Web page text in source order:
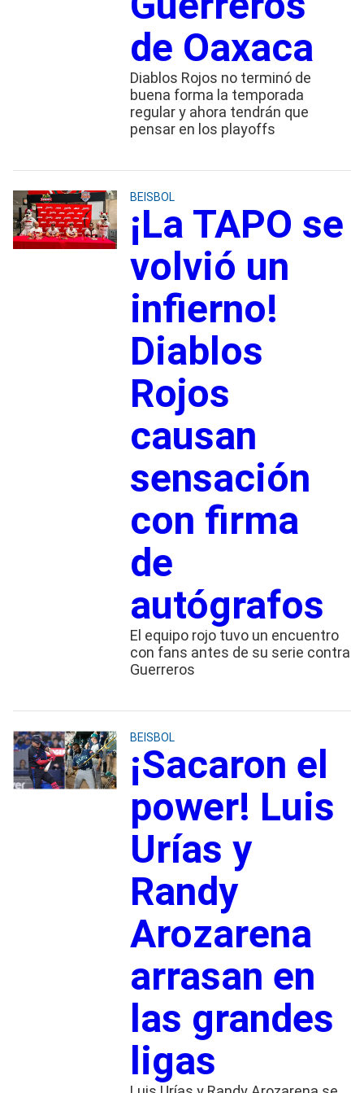
de Oaxaca
Diablos Rojos no terminó de
buena forma la temporada
regular y ahora tendrán que
pensar en los playoffs
BEISBOL
¡La TAPO se
volvió un
infierno!
Diablos
Rojos
causan
sensación
con firma
de
autógrafos
El equipo rojo tuvo un encuentro
con fans antes de su serie contra
Guerreros
BEISBOL
¡Sacaron el
power! Luis
Urías y
Randy
Arozarena
arrasan en
las grandes
ligas